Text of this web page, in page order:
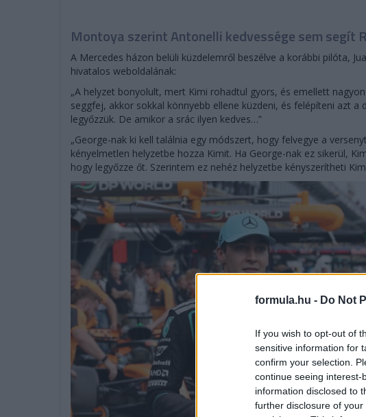
formula.hu - Do Not
If you wish to opt-out of
sensitive information for
confirm your selection.
continue seeing
information disclosed to
further disclosure of your
Montoya szerint Antonelli kedvessége sem segít
A Mercedes házon belüli küzdelemről beszélve a korábbi pilóta,
hivatalos weboldalának:
„A helyzet bonyolult, mert Kimi rohadtul gyors, és emellett
seggfej, akkor sokkal könnyebb ellene küzdeni, és felépíteni azt
legyőzzük. De amikor a srác ilyen kedves…”
„George-nak ki kell találnia egy módszert, hogy felvegye a
kényelmetlen helyzetbe hozza Kimit. Ha George-nak ez sikerül,
hogy legyőzze őt. Szerintem ez nehéz helyzetbe kényszerítheti